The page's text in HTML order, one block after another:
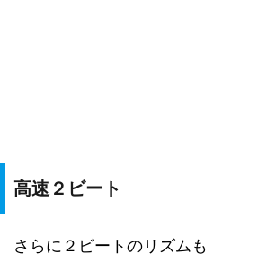
高速２ビート
さらに２ビートのリズムも